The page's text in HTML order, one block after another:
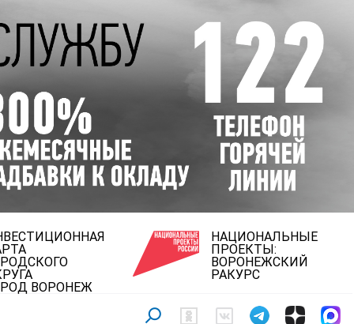
ВОРОНЕЖ
НАЦИОНАЛЬНЫЕ
ПРОЕКТЫ:
ВОРОНЕЖСКИЙ
РАКУРС